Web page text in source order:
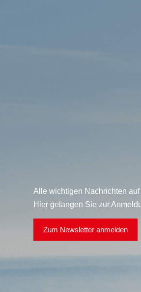
Alle wichtigen Nachrichten
Hier gelangen Sie zur
Zum Newsletter anmelden